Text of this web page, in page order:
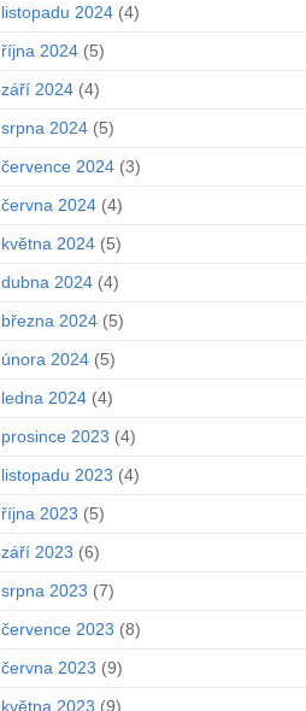
listopadu 2024 (4)
října 2024 (5)
září 2024 (4)
srpna 2024 (5)
července 2024 (3)
června 2024 (4)
května 2024 (5)
dubna 2024 (4)
března 2024 (5)
února 2024 (5)
ledna 2024 (4)
prosince 2023 (4)
listopadu 2023 (4)
října 2023 (5)
září 2023 (6)
srpna 2023 (7)
července 2023 (8)
června 2023 (9)
května 2023 (9)